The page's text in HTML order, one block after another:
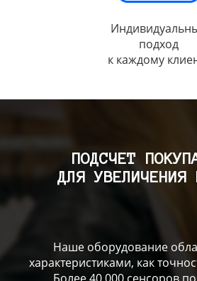
подход
к каждому
ПОДСЧЕТ
ДЛЯ УВЕЛИЧЕНИЯ
Наше оборудование
характеристиками, как